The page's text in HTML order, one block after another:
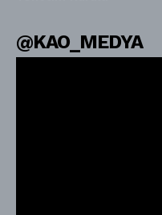
@KAO_MEDYA